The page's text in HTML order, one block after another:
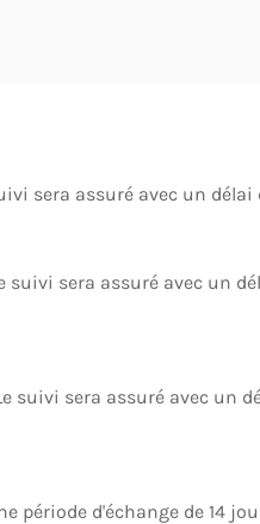
sera assuré avec un
sera assuré avec un
sera assuré avec un
période d'échange de 14